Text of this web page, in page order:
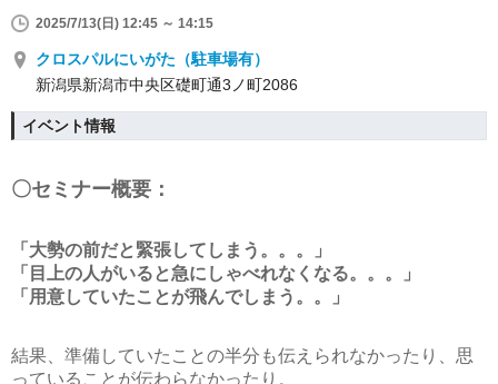
2025/7/13(日) 12:45 ～ 14:15
クロスパルにいがた（駐車場有）
新潟県新潟市中央区礎町通3ノ町2086
イベント情報
〇セミナー概要：
「大勢の前だと緊張してしまう。。。」
「目上の人がいると急にしゃべれなくなる。。。」
「用意していたことが飛んでしまう。。」
結果、準備していたことの半分も伝えられなかったり、思
っていることが伝わらなかったり。